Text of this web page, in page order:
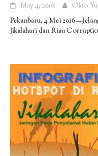
May 4, 2016 Okto
Pekanbaru, 4 Mei
Jikalahari dan Riau